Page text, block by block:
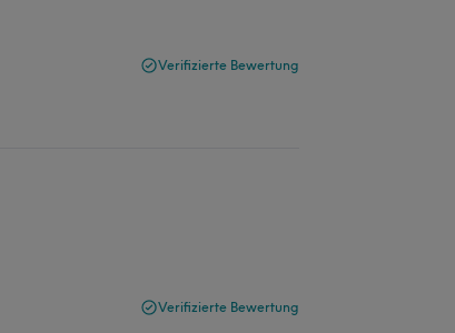
Verifizierte Bewertung
Verifizierte Bewertung